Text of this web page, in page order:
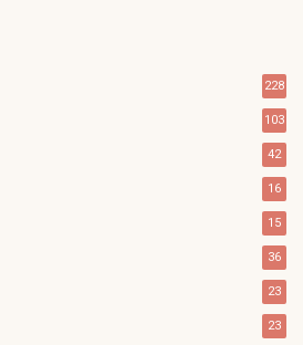
228
103
42
16
15
36
23
23